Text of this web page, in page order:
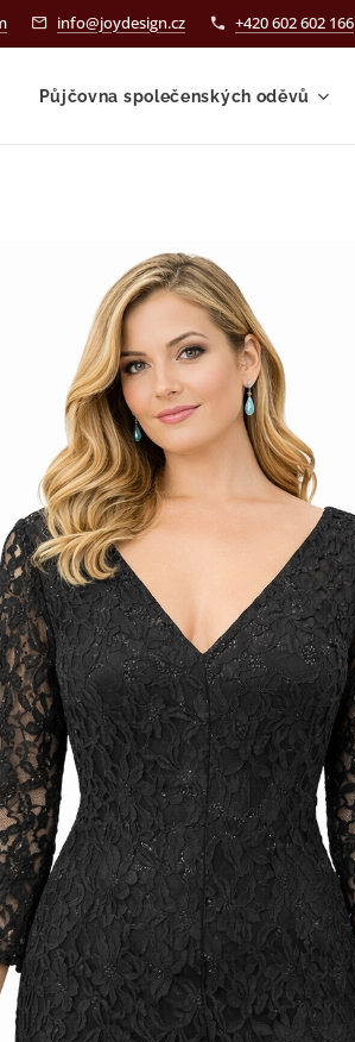
info@joydesign.cz +420 602 602 166
Půjčovna společenských oděvů